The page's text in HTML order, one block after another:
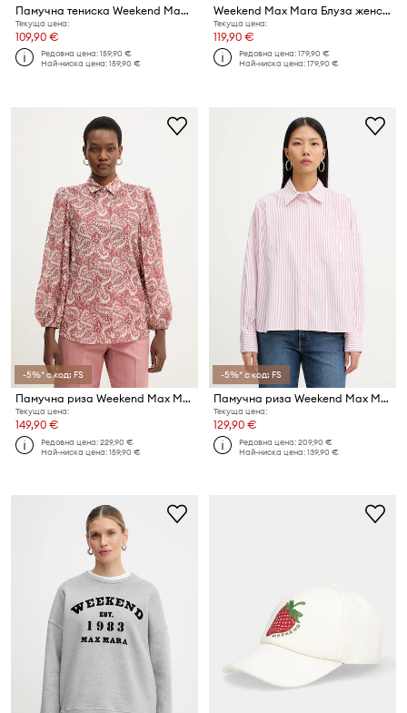
Памучна тениска Weekend Max Mara SABATO
Текуща цена:
109,90 €
Редовна цена:159,90 €
Най-ниска цена:159,90 €
Weekend Max Mara Блуза женска BREAK
Текуща цена:
119,90 €
Редовна цена:179,90 €
Най-ниска цена:179,90 €
-5%* с код: FS
Памучна риза Weekend Max Mara PERIODI
Текуща цена:
149,90 €
Редовна цена:229,90 €
Най-ниска цена:159,90 €
-5%* с код: FS
Памучна риза Weekend Max Mara AUREO
Текуща цена:
129,90 €
Редовна цена:209,90 €
Най-ниска цена:139,90 €